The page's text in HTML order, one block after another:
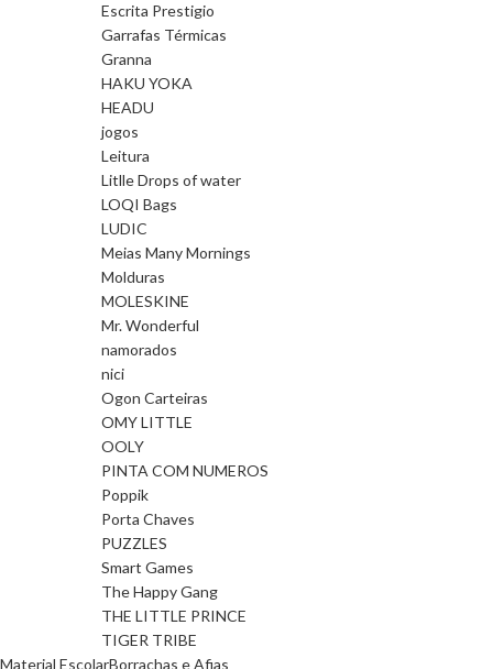
Escrita Prestigio
Garrafas Térmicas
Granna
HAKU YOKA
HEADU
jogos
Leitura
Litlle Drops of water
LOQI Bags
LUDIC
Meias Many Mornings
Molduras
MOLESKINE
Mr. Wonderful
namorados
nici
Ogon Carteiras
OMY LITTLE
OOLY
PINTA COM NUMEROS
Poppik
Porta Chaves
PUZZLES
Smart Games
The Happy Gang
THE LITTLE PRINCE
TIGER TRIBE
Material EscolarBorrachas e Afias